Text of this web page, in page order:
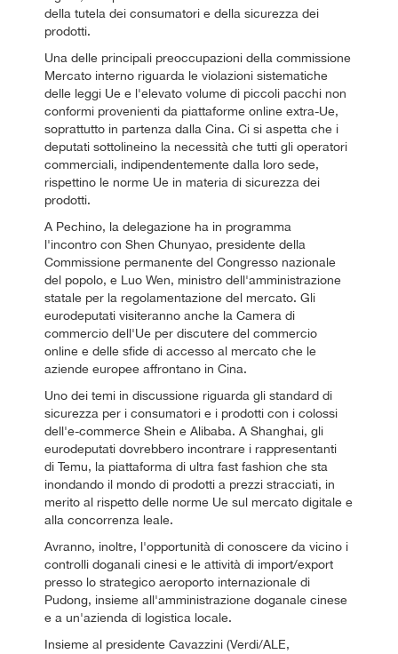
della tutela dei consumatori e della sicurezza dei
prodotti.
Una delle principali preoccupazioni della commissione
Mercato interno riguarda le violazioni sistematiche
delle leggi Ue e l'elevato volume di piccoli pacchi non
conformi provenienti da piattaforme online extra-Ue,
soprattutto in partenza dalla Cina. Ci si aspetta che i
deputati sottolineino la necessità che tutti gli operatori
commerciali, indipendentemente dalla loro sede,
rispettino le norme Ue in materia di sicurezza dei
prodotti.
A Pechino, la delegazione ha in programma
l'incontro con Shen Chunyao, presidente della
Commissione permanente del Congresso nazionale
del popolo, e Luo Wen, ministro dell'amministrazione
statale per la regolamentazione del mercato. Gli
eurodeputati visiteranno anche la Camera di
commercio dell'Ue per discutere del commercio
online e delle sfide di accesso al mercato che le
aziende europee affrontano in Cina.
Uno dei temi in discussione riguarda gli standard di
sicurezza per i consumatori e i prodotti con i colossi
dell'e-commerce Shein e Alibaba. A Shanghai, gli
eurodeputati dovrebbero incontrare i rappresentanti
di Temu, la piattaforma di ultra fast fashion che sta
inondando il mondo di prodotti a prezzi stracciati, in
merito al rispetto delle norme Ue sul mercato digitale e
alla concorrenza leale.
Avranno, inoltre, l'opportunità di conoscere da vicino i
controlli doganali cinesi e le attività di import/export
presso lo strategico aeroporto internazionale di
Pudong, insieme all'amministrazione doganale cinese
e a un'azienda di logistica locale.
Insieme al presidente Cavazzini (Verdi/ALE,